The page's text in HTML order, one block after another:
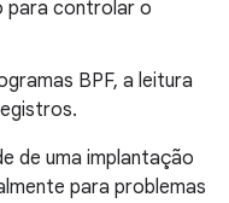
para controlar o
BPF, a leitura
de uma implantação
para problemas